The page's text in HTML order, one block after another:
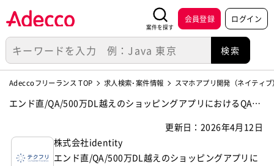
案件を探す
会員登録 ログイン
Adeccoフリーランス TOP 求人検索･案件情報 スマホアプリ開発（ネイティ
エンド直/QA/500万DL越えのショッピングアプリにおけるQAエ
更新日：2026年4月12日
株式会社identity
エンド直/QA/500万DL越えのショッピングアプリに